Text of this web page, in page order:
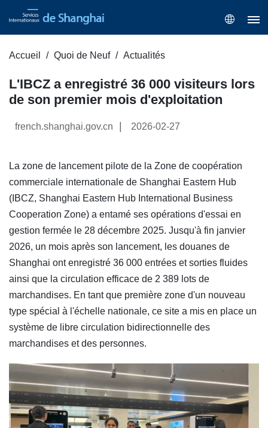
Accueil Quoi de Neuf Actualités
L'IBCZ a enregistré 36 000 visiteurs lors
de son premier mois d'exploitation
french.shanghai.gov.cn 2026-02-27
La zone de lancement pilote de la Zone de coopération
commerciale internationale de Shanghai Eastern Hub
(IBCZ, Shanghai Eastern Hub International Business
Cooperation Zone) a entamé ses opérations d'essai en
gestion fermée le 28 décembre 2025. Jusqu'à fin janvier
2026, un mois après son lancement, les douanes de
Shanghai ont enregistré 36 000 entrées et sorties fluides
ainsi que la circulation efficace de 2 389 lots de
marchandises. En tant que première zone d'un nouveau
type spécial à l'échelle nationale, ce site a mis en place un
système de libre circulation bidirectionnelle des
marchandises et des personnes.